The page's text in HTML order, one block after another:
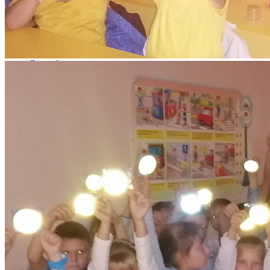
Коллективы туризма и краеведения
Коллективы социально-гуманитарной
Спортивные секции
Воспитательная деятельность
Cертификат
Запись в творческие объединения
Часто задаваемые вопросы
Противодействие коррупции
Контакты учреждения
Контакты контролирующих организаций
Реквизиты
80 лет Великой Победы
Лагерь с дневным пребыванием "Соколенок"
Производительность труда
О дворце
Новости
Отчеты о мероприятиях, встречах, событиях Дворца